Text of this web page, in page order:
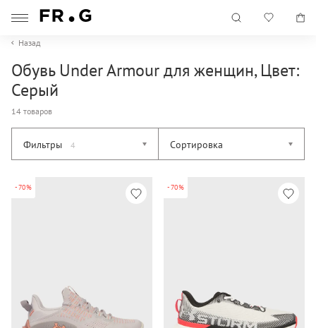
Назад
Обувь Under Armour для женщин, Цвет:
Серый
14 товаров
Фильтры 4 Сортировка
-70% -70%